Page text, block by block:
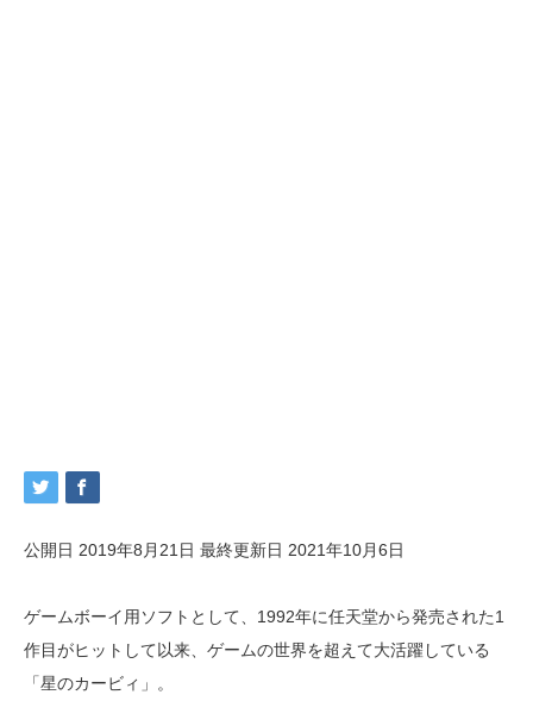
公開日 2019年8月21日 最終更新日 2021年10月6日
ゲームボーイ用ソフトとして、1992年に任天堂から発売された1
作目がヒットして以来、ゲームの世界を超えて大活躍している
「星のカービィ」。